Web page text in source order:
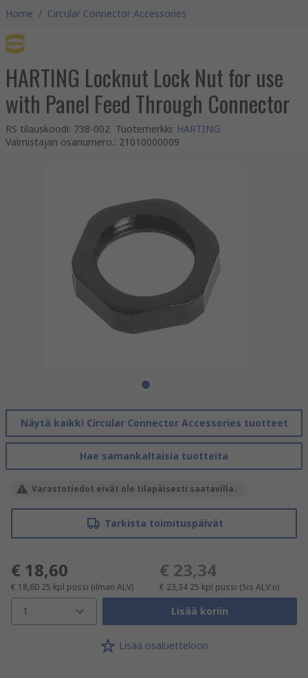
Home / Circular Connector Accessories
HARTING Locknut Lock Nut for use
with Panel Feed Through Connector
RS tilauskoodi: 738-002 Tuotemerkki: HARTING
Valmistajan osanumero.: 21010000009
Näytä kaikki Circular Connector Accessories tuotteet
Hae samankaltaisia tuotteita
Varastotiedot eivät ole tilapäisesti saatavilla.
Tarkista toimituspäivät
€ 18,60
€ 18,60 25 kpl pussi (ilman ALV)
€ 23,34
€ 23,34 25 kpl pussi (Sis ALV:n)
1 Lisää koriin
Lisää osaluetteloon